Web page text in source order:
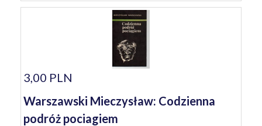
3,00 PLN
Warszawski Mieczysław: Codzienna
podróż pociagiem